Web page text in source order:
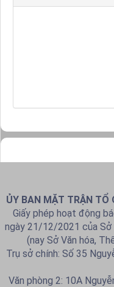
ỦY BAN MẶT TRẬN TỔ
Giấy phép hoạt động
ngày 21/12/2021 của Sở
(nay Sở Văn hóa,
Trụ sở chính: Số 35
Văn phòng 2: 10A